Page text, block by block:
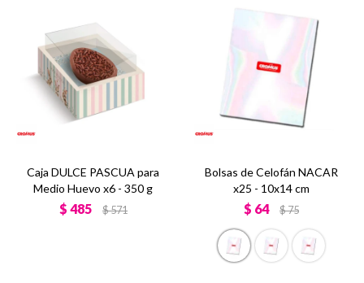
Caja DULCE PASCUA para
Medio Huevo x6 - 350 g
$ 485 $571
Bolsas de Celofán NACAR
x25 - 10x14 cm
$ 64 $75